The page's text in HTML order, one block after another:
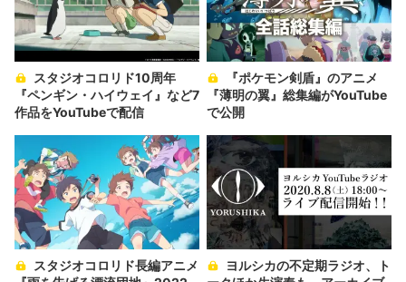
『ペンギン・ハイウェイ』など7
作品をYouTubeで配信
『薄明の翼』総集編がYouTube
で公開